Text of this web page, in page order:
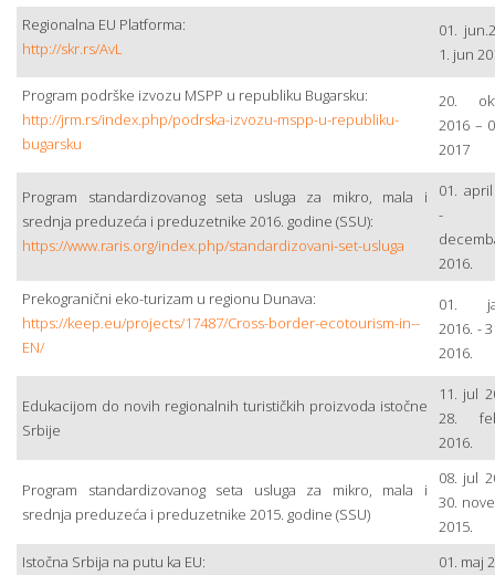
Regionalna EU Platforma:
http://skr.rs/AvL
01.
1. jun
Program podrške izvozu MSPP u republiku Bugarsku:
http://jrm.rs/index.php/podrska-izvozu-mspp-u-republiku-
bugarsku
20.
2016 –
2017
Program standardizovanog seta usluga za mikro, mala i
srednja preduzeća i preduzetnike 2016. godine (SSU):
https://www.raris.org/index.php/standardizovani-set-usluga
01.
-
2016.
Prekogranični eko-turizam u regionu Dunava:
https://keep.eu/projects/17487/Cross-border-ecotourism-in--
EN/
01.
2016. -
2016.
Edukacijom do novih regionalnih turističkih proizvoda istočne
Srbije
11. jul
28.
2016.
Program standardizovanog seta usluga za mikro, mala i
srednja preduzeća i preduzetnike 2015. godine (SSU)
08. jul
30.
2015.
Istočna Srbija na putu ka EU:
01. maj